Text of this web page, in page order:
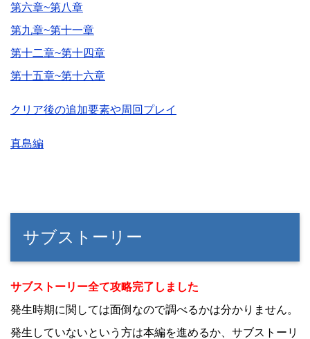
第六章~第八章
第九章~第十一章
第十二章~第十四章
第十五章~第十六章
クリア後の追加要素や周回プレイ
真島編
サブストーリー
サブストーリー全て攻略完了しました
発生時期に関しては面倒なので調べるかは分かりません。
発生していないという方は本編を進めるか、サブストーリ